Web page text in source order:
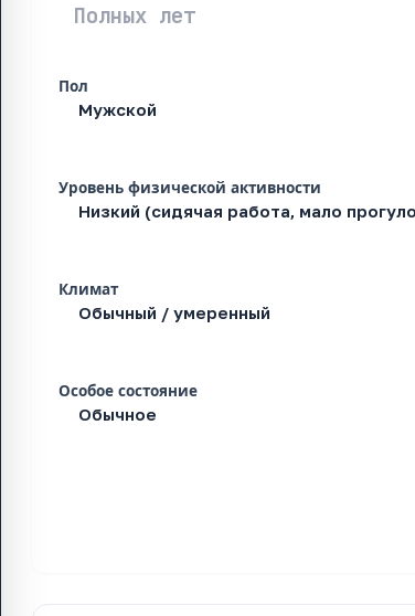
Пол
Уровень физической активности
Климат
Особое состояние